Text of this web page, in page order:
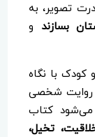
تصویر، به
بسازند و
کودک با نگاه
و روایت شخصی
کتاب
تخیل،